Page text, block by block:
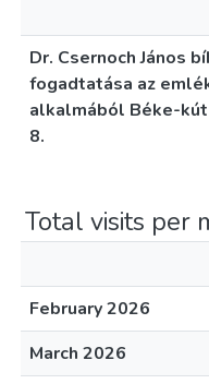
Dr. Csernoch János
fogadtatása az
alkalmából Béke-
8.
Total visits per
February 2026
March 2026